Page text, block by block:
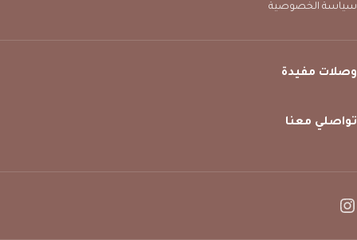
سياسة الخصوصية
وصلات مفيدة
تواصلي معنا